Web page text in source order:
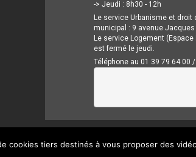
-> Jeudi : 8h30 - 12h
Le service Urbanisme et
municipal : 9 avenue
Le service Logement
est fermé le jeudi.
Téléphone au 01 39 79 64 00
Mentions légales
cookies tiers destinés à vous proposer des